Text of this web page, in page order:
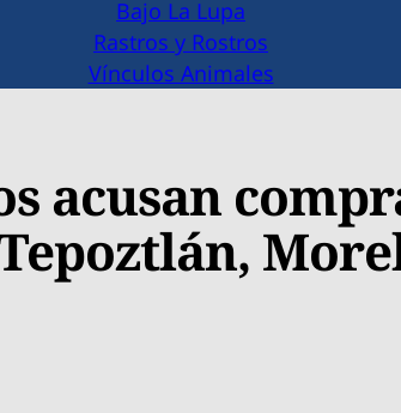
Bajo La Lupa
Rastros y Rostros
Vínculos Animales
acusan